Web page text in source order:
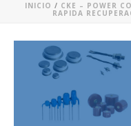
INICIO / CKE – POWER
RAPIDA